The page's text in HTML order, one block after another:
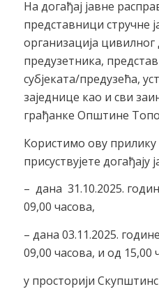
На догађај јавне
представници стручне
организација
предузетника,
субјеката/предузећа,
заједнице као и сви
грађанке Општине
Користимо ову
присуствујете догађају
– дана 31.10.2025.
09,00 часова,
– дана 03.11.2025.
09,00 часова, и од 15,00
у просторији